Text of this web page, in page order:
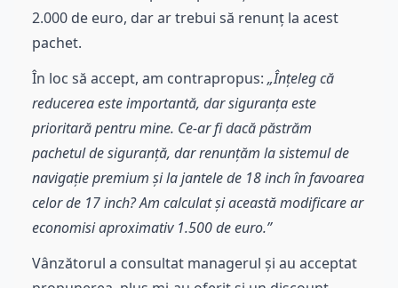
2.000 de euro, dar ar trebui să renunț la acest
pachet.
În loc să accept, am contrapropus: „Înțeleg că
reducerea este importantă, dar siguranța este
prioritară pentru mine. Ce-ar fi dacă păstrăm
pachetul de siguranță, dar renunțăm la sistemul de
navigație premium și la jantele de 18 inch în favoarea
celor de 17 inch? Am calculat și această modificare ar
economisi aproximativ 1.500 de euro.”
Vânzătorul a consultat managerul și au acceptat